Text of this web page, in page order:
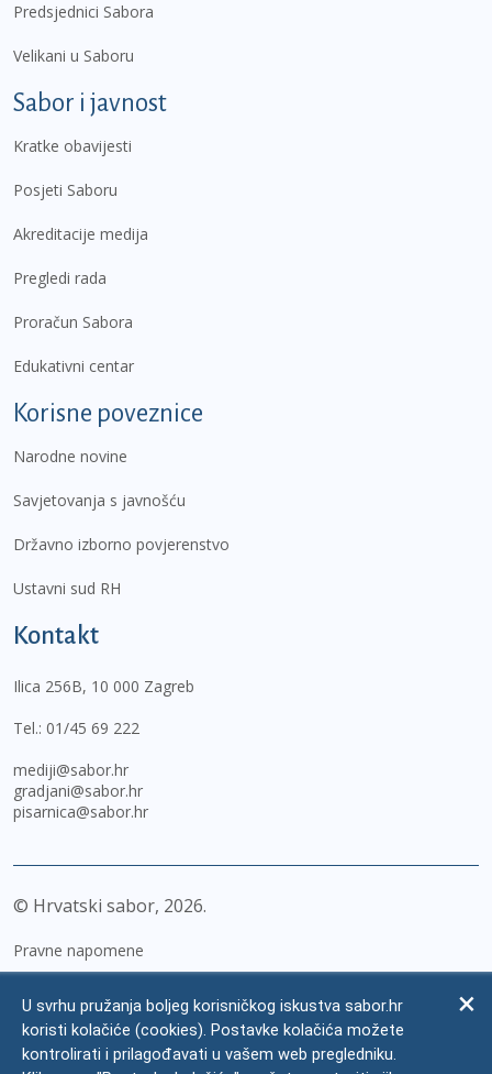
Predsjednici Sabora
Velikani u Saboru
Sabor i javnost
Kratke obavijesti
Posjeti Saboru
Akreditacije medija
Pregledi rada
Proračun Sabora
Edukativni centar
Korisne poveznice
Narodne novine
Savjetovanja s javnošću
Državno izborno povjerenstvo
Ustavni sud RH
Kontakt
Ilica 256B, 10 000 Zagreb
Tel.: 01/45 69 222
mediji@sabor.hr
gradjani@sabor.hr
pisarnica@sabor.hr
© Hrvatski sabor, 2026
Pravne napomene
Zaštita osobnih podataka
Impressum
U svrhu pružanja boljeg korisničkog iskustva sabor.hr
koristi kolačiće (cookies). Postavke kolačića možete
kontrolirati i prilagođavati u vašem web pregledniku.